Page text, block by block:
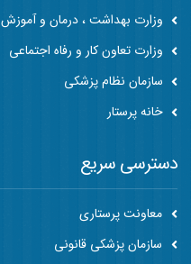
وزارت بهداشت ، درمان و آموزش
وزارت تعاون کار و رفاه اجتماعی
سازمان نظام پزشکی
خانه پرستار
دسترسی سریع
معاونت پرستاری
سازمان پزشکی قانونی